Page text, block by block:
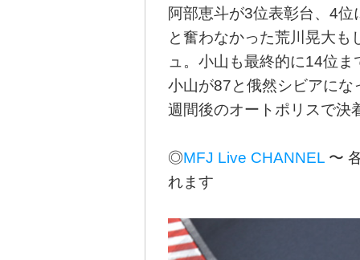
阿部恵斗が3位表彰台、4
と奮わなかった荒川晃大も
ュ。小山も最終的に14位
小山が87と俄然シビアに
週間後のオートポリスで決
◎MFJ Live CHANNEL 〜
れます